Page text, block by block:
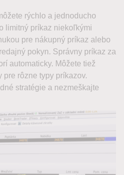
rýchlo a jednoducho
limitný príkaz niekoľkými
pre nákupný príkaz alebo
pokyn. Správny príkaz za
automaticky. Môžete tiež
rôzne typy príkazov.
stratégie a nezmeškajte